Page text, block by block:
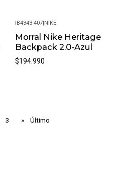
IB4343-407 NIKE
Morral Nike Heritage
Backpack 2.0-Azul
$194.990
3 » Último